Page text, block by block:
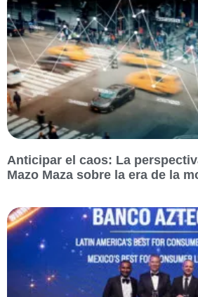
Anticipar el caos: La
Mazo Maza sobre la era de la